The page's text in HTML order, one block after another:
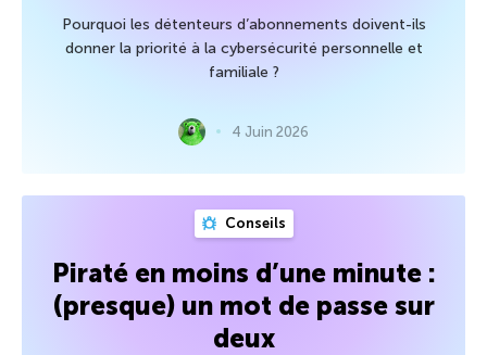
Pourquoi les détenteurs d’abonnements doivent-ils
donner la priorité à la cybersécurité personnelle et
familiale ?
4 Juin 2026
Conseils
Piraté en moins d’une minute :
(presque) un mot de passe sur
deux